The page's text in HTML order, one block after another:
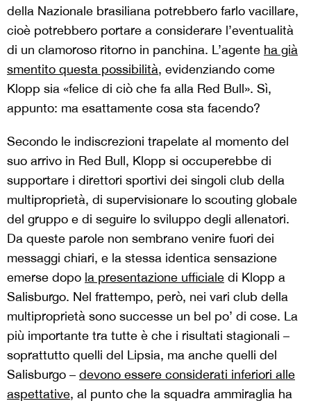
della Nazionale brasiliana potrebbero farlo vacillare,
cioè potrebbero portare a considerare l’eventualità
di un clamoroso ritorno in panchina. L’agente ha già
smentito questa possibilità, evidenziando come
Klopp sia «felice di ciò che fa alla Red Bull». Sì,
appunto: ma esattamente cosa sta facendo?
Secondo le indiscrezioni trapelate al momento del
suo arrivo in Red Bull, Klopp si occuperebbe di
supportare i direttori sportivi dei singoli club della
multiproprietà, di supervisionare lo scouting globale
del gruppo e di seguire lo sviluppo degli allenatori.
Da queste parole non sembrano venire fuori dei
messaggi chiari, e la stessa identica sensazione
emerse dopo la presentazione ufficiale di Klopp a
Salisburgo. Nel frattempo, però, nei vari club della
multiproprietà sono successe un bel po’ di cose. La
più importante tra tutte è che i risultati stagionali –
soprattutto quelli del Lipsia, ma anche quelli del
Salisburgo – devono essere considerati inferiori alle
aspettative, al punto che la squadra ammiraglia ha